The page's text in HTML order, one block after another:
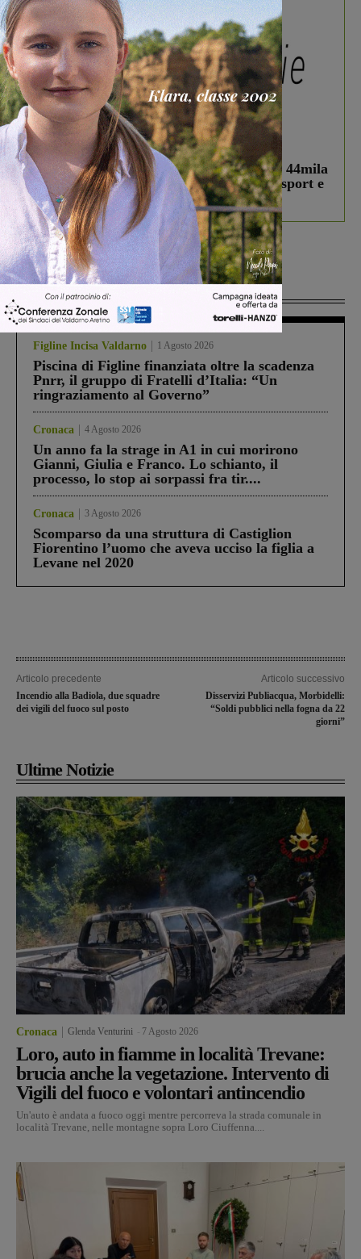
In vetrina 3 Agosto 2026
Estra Notizie agosto: Smart Cities, oltre 44mila
studenti coinvolti, torna il bando per lo sport e
debutta il podcast Estrair
Più lette
Figline Incisa Valdarno 1 Agosto 2026
Piscina di Figline finanziata oltre la scadenza
Pnrr, il gruppo di Fratelli d’Italia: “Un
ringraziamento al Governo”
Cronaca 4 Agosto 2026
Un anno fa la strage in A1 in cui morirono
Gianni, Giulia e Franco. Lo schianto, il
processo, lo stop ai sorpassi fra tir....
Cronaca 3 Agosto 2026
Scomparso da una struttura di Castiglion
Fiorentino l’uomo che aveva ucciso la figlia a
Levane nel 2020
Articolo precedente
Incendio alla Badiola, due squadre
dei vigili del fuoco sul posto
Articolo successivo
Disservizi Publiacqua, Morbidelli:
“Soldi pubblici nella fogna da 22
giorni”
Ultime Notizie
Cronaca Glenda Venturini 7 Agosto 2026
Loro, auto in fiamme in località Trevane:
brucia anche la vegetazione. Intervento di
Vigili del fuoco e volontari antincendio
Un'auto è andata a fuoco oggi mentre percorreva la strada comunale in
località Trevane, nelle montagne sopra Loro Ciuffenna....